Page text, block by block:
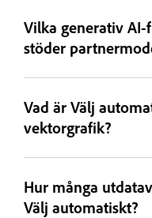
Vilka generativ
stöder
Vad är Välj
vektorgrafik?
Hur många
Välj automatiskt?